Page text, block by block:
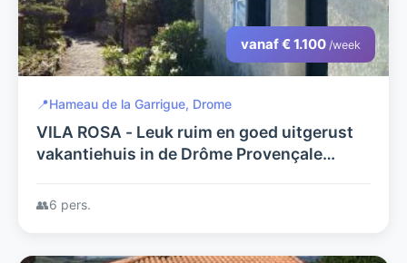
vanaf € 1.100 /week
📍Hameau de la Garrigue, Drome
VILA ROSA - Leuk ruim en goed uitgerust
vakantiehuis in de Drôme Provençale
Ventoux
👥6 pers.